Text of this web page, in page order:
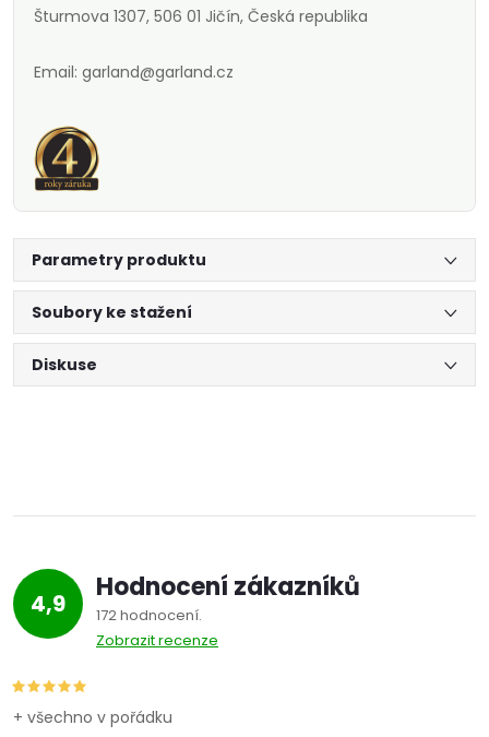
Šturmova 1307, 506 01 Jičín, Česká republika
Email: garland@garland.cz
Parametry produktu
Soubory ke stažení
Diskuse
4,9 Hodnocení zákazníků
172 hodnocení
Zobrazit recenze
+ všechno v pořádku